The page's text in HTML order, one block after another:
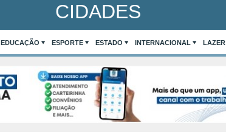
CIDADES
EDUCAÇÃO ESPORTE ESTADO INTERNACIONAL LAZER